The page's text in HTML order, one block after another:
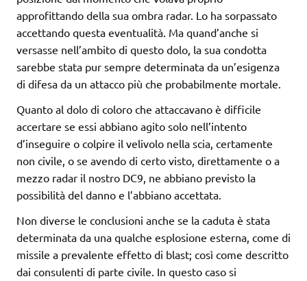
approfittando della sua ombra radar. Lo ha sorpassato
accettando questa eventualità. Ma quand’anche si
versasse nell’ambito di questo dolo, la sua condotta
sarebbe stata pur sempre determinata da un’esigenza
di difesa da un attacco più che probabilmente mortale.
Quanto al dolo di coloro che attaccavano è difficile
accertare se essi abbiano agito solo nell’intento
d’inseguire o colpire il velivolo nella scia, certamente
non civile, o se avendo di certo visto, direttamente o a
mezzo radar il nostro DC9, ne abbiano previsto la
possibilità del danno e l’abbiano accettata.
Non diverse le conclusioni anche se la caduta è stata
determinata da una qualche esplosione esterna, come di
missile a prevalente effetto di blast; così come descritto
dai consulenti di parte civile. In questo caso si